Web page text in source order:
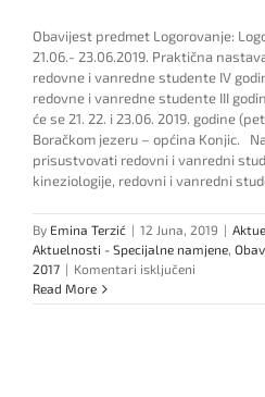
Obavijest predmet Logorovanje:
21.06.- 23.06.2019. Praktična
redovne i vanredne studente IV
redovne i vanredne studente III
će se 21. 22. i 23.06. 2019. godine
Boračkom jezeru – općina Konjic.
prisustvovati redovni i vanredni
kineziologije, redovni i vanredni
By Emina Terzić | 12 Juna, 2019 |
Aktuelnosti - Specijalne namjene
2017 | Komentari isključeni
Obavijest
Read More